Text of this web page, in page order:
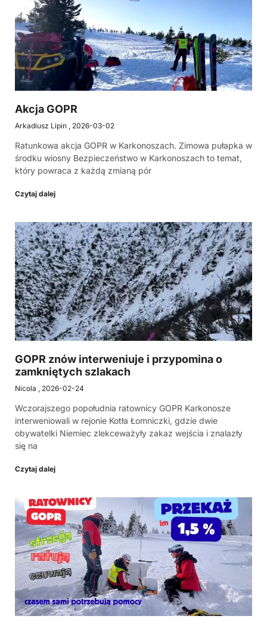
Akcja GOPR
Arkadiusz Lipin 2026-03-02
Ratunkowa akcja GOPR w Karkonoszach. Zimowa pułapka w
środku wiosny Bezpieczeństwo w Karkonoszach to temat,
który powraca z każdą zmianą pór
Czytaj dalej
GOPR znów interweniuje i przypomina o
zamkniętych szlakach
Nicola 2026-02-24
Wczorajszego popołudnia ratownicy GOPR Karkonosze
interweniowali w rejonie Kotła Łomniczki, gdzie dwie
obywatelki Niemiec zlekceważyły zakaz wejścia i znalazły
się na
Czytaj dalej